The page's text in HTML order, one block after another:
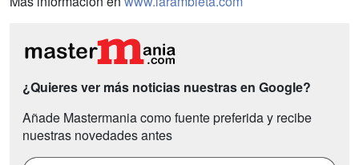
¿Quieres ver más noticias nuestras en Google?
Añade Mastermania como fuente preferida y recibe
nuestras novedades antes